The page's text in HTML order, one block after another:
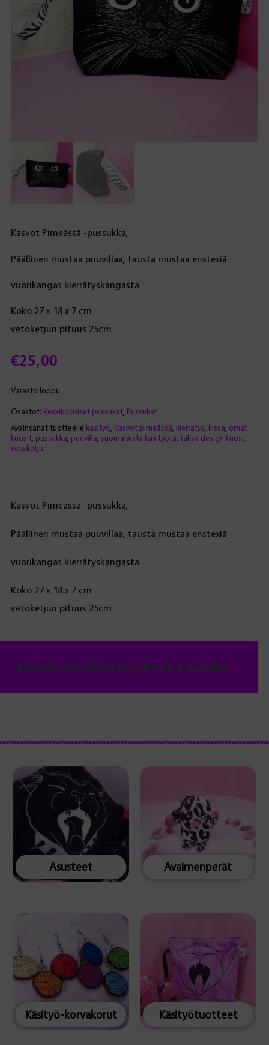
€25,00
Kasvot Pimeässä -pussukka,
Päällinen mustaa puuvillaa, tausta mustaa enstexiä
vuorikangas kierrätyskangasta
Koko 27 x 18 x 7 cm
vetoketjun pituus 25cm
Varasto loppu
Osastot: Keskikokoiset pussukat, Pussukat
Avainsanat tuotteelle käsityö Kasvot pimeässä kierrätys kissa omat
kuosit, pussukka puuvilla suomalaista käsityötä talisa design kuosi
vetoketju
Kasvot Pimeässä -pussukka,
Päällinen mustaa puuvillaa, tausta mustaa enstexiä
vuorikangas kierrätyskangasta
Koko 27 x 18 x 7 cm
vetoketjun pituus 25cm
Ilmaiset toimitukset yli 90€ tilauksiin.
Asusteet Avaimenperät
Käsityö-korvakorut Käsityötuotteet